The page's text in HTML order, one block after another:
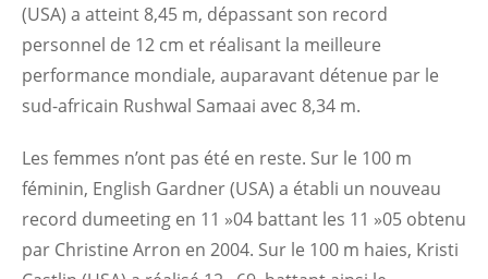
(USA) a atteint 8,45 m, dépassant son record
personnel de 12 cm et réalisant la meilleure
performance mondiale, auparavant détenue par le
sud-africain Rushwal Samaai avec 8,34 m.
Les femmes n’ont pas été en reste. Sur le 100 m
féminin, English Gardner (USA) a établi un nouveau
record dumeeting en 11 »04 battant les 11 »05 obtenu
par Christine Arron en 2004. Sur le 100 m haies, Kristi